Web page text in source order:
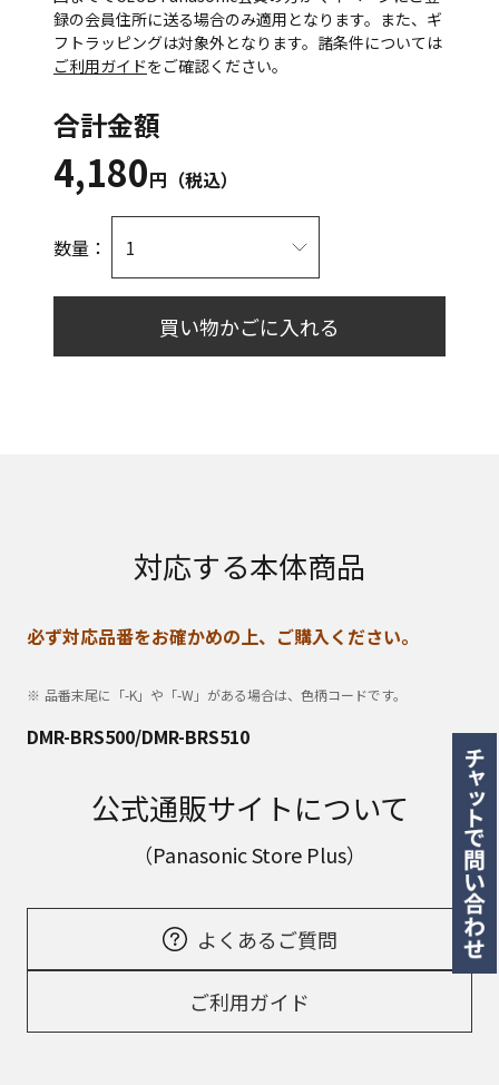
録の会員住所に送る場合のみ適用となります。また、ギ
フトラッピングは対象外となります。諸条件については
ご利用ガイドをご確認ください。
合計金額
4,180円（税込）
数量：
買い物かごに入れる
対応する本体商品
必ず対応品番をお確かめの上、ご購入ください。
品番末尾に「-K」や「-W」がある場合は、色柄コードです。
DMR-BRS500/DMR-BRS510
公式通販サイトについて
（Panasonic Store Plus）
よくあるご質問
ご利用ガイド